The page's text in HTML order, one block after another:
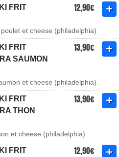
FRIT
12,90€
et cheese (philadelphia)
FRIT
SAUMON
13,90€
et cheese (philadelphia)
FRIT
THON
13,90€
et cheese (philadelphia)
FRIT
12,90€